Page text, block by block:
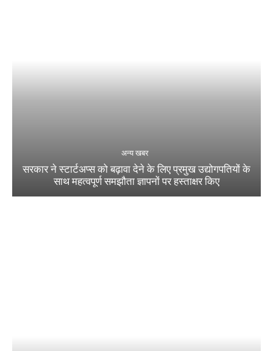
अन्य खबर
सरकार ने स्टार्टअप्‍स को बढ़ावा देने के लिए प्रमुख उद्योगपतियों के
साथ महत्‍वपूर्ण समझौता ज्ञापनों पर हस्‍ताक्षर किए